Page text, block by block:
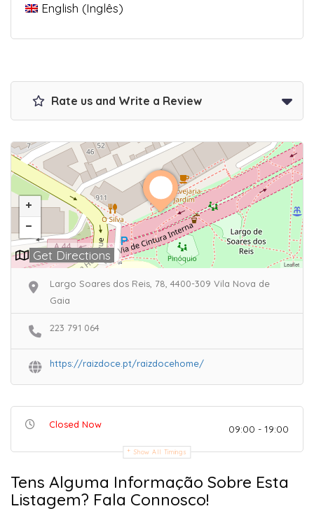
English (Inglês)
Rate us and Write a Review
Leaflet
Get Directions
Largo Soares dos Reis, 78, 4400-309 Vila Nova de
Gaia
223 791 064
https://raizdoce.pt/raizdocehome/
Closed Now 09:00 - 19:00
Show All Timings
Tens Alguma Informação Sobre Esta
Listagem? Fala Connosco!